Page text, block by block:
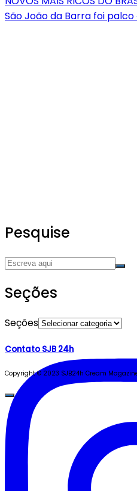
São João da Barra foi
Pesquise
Seções
Seções
Contato SJB 24h
Copyright © 2023 SJB24h Cream